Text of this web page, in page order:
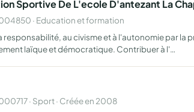
Sportive De L'ecole D'antezant La
· Education et formation
responsabilité, au civisme et à l'autonomie par
laïque et démocratique. Contribuer à l'…
· Sport · Créée en 2008